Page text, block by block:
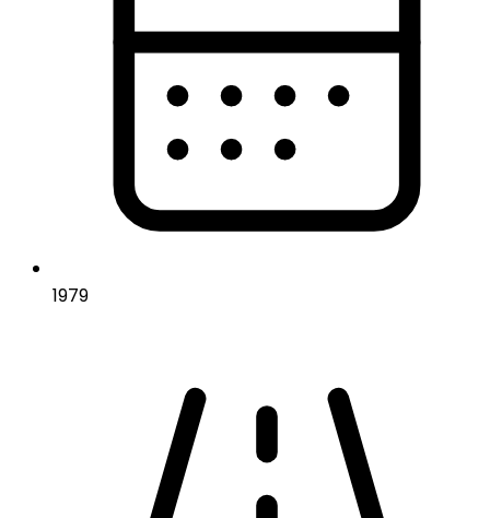
1979